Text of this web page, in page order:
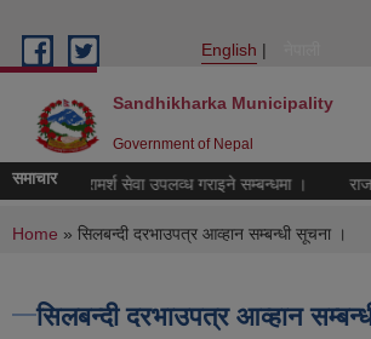
English
Sandhikharka Municipality
Government of Nepal
समाचारपरामर्श सेवा उपलव्ध गराइने सम्बन्धमा ।
You are here
Home » सिलबन्दी दरभाउपत्र आव्हान सम्बन्धी सूचना ।
सिलबन्दी दरभाउपत्र आव्हान